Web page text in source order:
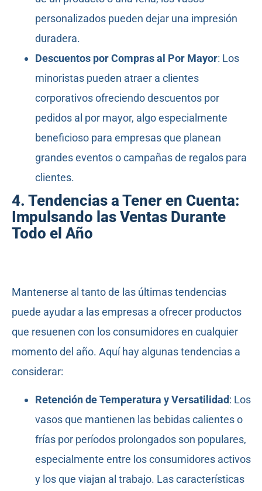
personalizados pueden dejar una impresión
duradera.
Descuentos por Compras al Por Mayor: Los
minoristas pueden atraer a clientes
corporativos ofreciendo descuentos por
pedidos al por mayor, algo especialmente
beneficioso para empresas que planean
grandes eventos o campañas de regalos para
clientes.
4. Tendencias a Tener en Cuenta:
Impulsando las Ventas Durante
Todo el Año
Mantenerse al tanto de las últimas tendencias
puede ayudar a las empresas a ofrecer productos
que resuenen con los consumidores en cualquier
momento del año. Aquí hay algunas tendencias a
considerar:
Retención de Temperatura y Versatilidad: Los
vasos que mantienen las bebidas calientes o
frías por períodos prolongados son populares,
especialmente entre los consumidores activos
y los que viajan al trabajo. Las características